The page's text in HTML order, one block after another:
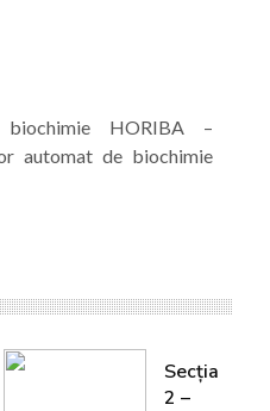
HORIBA –
automat de biochimie
Secția
2 –